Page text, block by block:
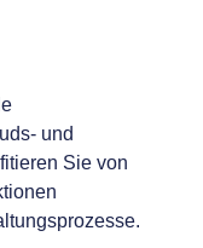
und
Sie von